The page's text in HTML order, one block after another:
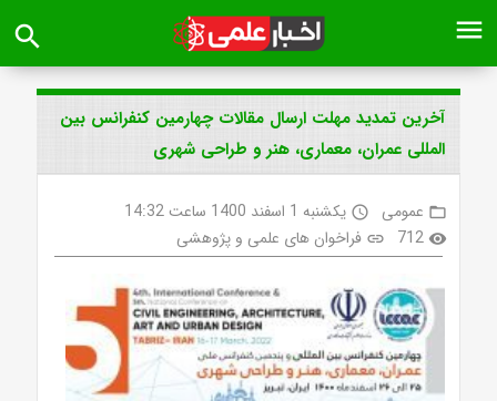
menu
search
آخرین تمدید مهلت ارسال مقالات چهارمین کنفرانس بین
المللی عمران، معماری، هنر و طراحی شهری
folder_open عمومی access_time یکشنبه 1 اسفند 1400 ساعت 14:32
visibility
712
link فراخوان های علمی و پژوهشی